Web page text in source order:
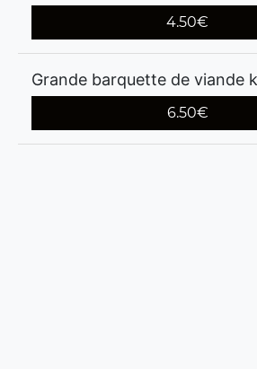
4.50€
Grande barquette de viande
6.50€